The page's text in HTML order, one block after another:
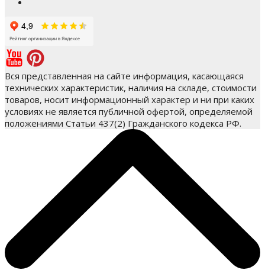
Вся представленная на сайте информация, касающаяся
технических характеристик, наличия на складе, стоимости
товаров, носит информационный характер и ни при каких
условиях не является публичной офертой, определяемой
положениями Статьи 437(2) Гражданского кодекса РФ.